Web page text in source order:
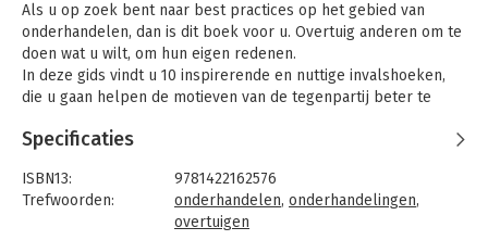
Als u op zoek bent naar best practices op het gebied van
onderhandelen, dan is dit boek voor u. Overtuig anderen om te
doen wat u wilt, om hun eigen redenen.
In deze gids vindt u 10 inspirerende en nuttige invalshoeken,
die u gaan helpen de motieven van de tegenpartij beter te
die aansluiten bij uw strategie, aan de relatie met de
Specificaties
ISBN13:
9781422162576
Trefwoorden:
onderhandelen, onderhandelingen,
overtuigen